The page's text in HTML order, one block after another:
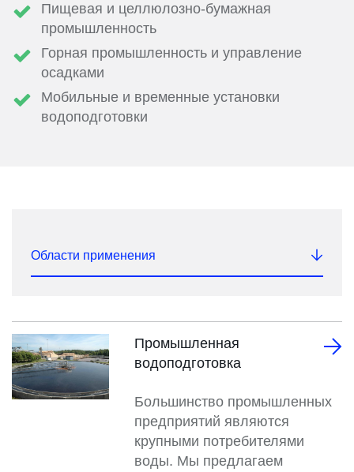
Пищевая и целлюлозно-бумажная
промышленность
Горная промышленность и управление
осадками
Мобильные и временные установки
водоподготовки
Области применения
Промышленная
водоподготовка
Большинство промышленных
предприятий являются
крупными потребителями
воды. Мы предлагаем